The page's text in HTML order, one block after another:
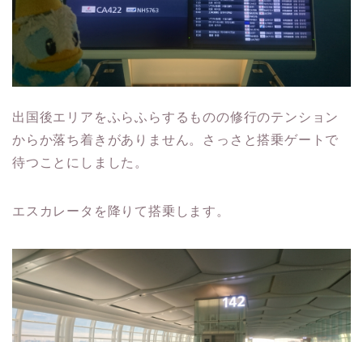
出国後エリアをふらふらするものの修行のテンション
からか落ち着きがありません。さっさと搭乗ゲートで
待つことにしました。
エスカレータを降りて搭乗します。